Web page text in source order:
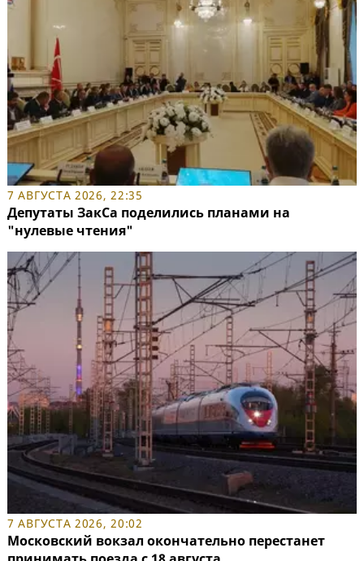
7 АВГУСТА 2026, 22:35
Депутаты ЗакСа поделились планами на
"нулевые чтения"
7 АВГУСТА 2026, 20:02
Московский вокзал окончательно перестанет